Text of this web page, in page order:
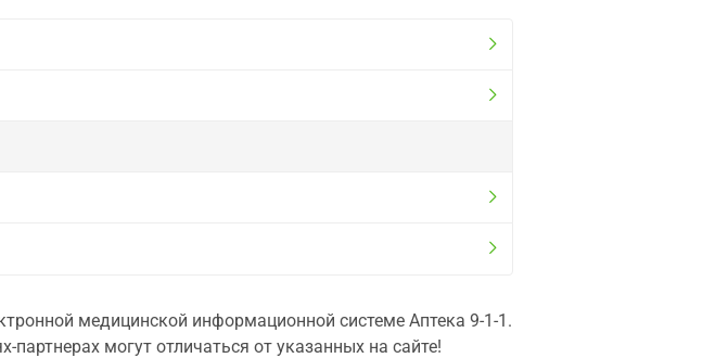
медицинской информационной системе Аптека 9-1-1.
могут отличаться от указанных на сайте!